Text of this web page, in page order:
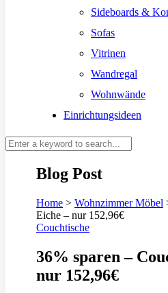
Sideboards &
Sofas
Vitrinen
Wandregal
Wohnwände
Einrichtungsideen
Blog Post
Home > Wohnzimmer Möbel
Eiche – nur 152,96€
Couchtische
36% sparen –
nur 152,96€